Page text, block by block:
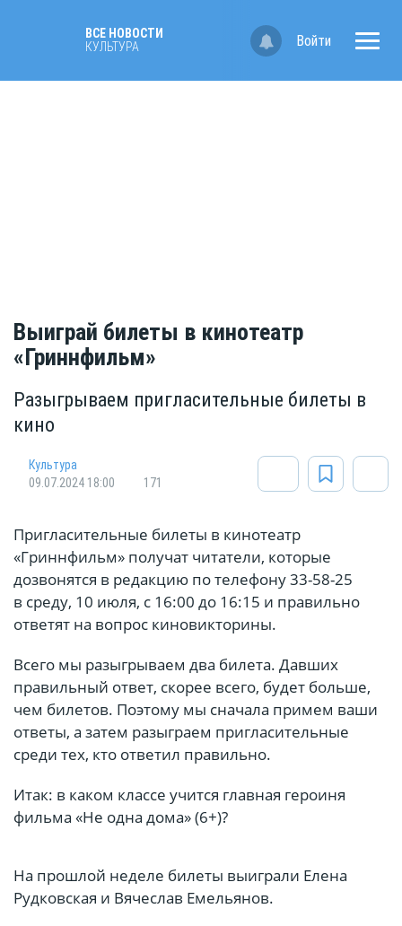
ВСЕ НОВОСТИ
КУЛЬТУРА
Войти
Выиграй билеты в кинотеатр
«Гриннфильм»
Разыгрываем пригласительные билеты в
кино
Культура
09.07.2024 18:00
171
Пригласительные билеты в кинотеатр
«Гриннфильм» получат читатели, которые
дозвонятся в редакцию по телефону 33-58-25
в среду, 10 июля, с 16:00 до 16:15 и правильно
ответят на вопрос киновикторины.
Всего мы разыгрываем два билета. Давших
правильный ответ, скорее всего, будет больше,
чем билетов. Поэтому мы сначала примем ваши
ответы, а затем разыграем пригласительные
среди тех, кто ответил правильно.
Итак: в каком классе учится главная героиня
фильма «Не одна дома» (6+)?
На прошлой неделе билеты выиграли Елена
Рудковская и Вячеслав Емельянов.